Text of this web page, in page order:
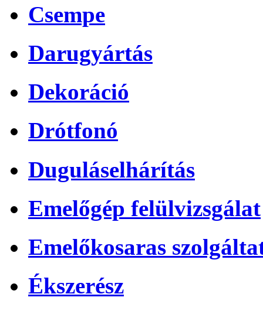
Csempe
Darugyártás
Dekoráció
Drótfonó
Duguláselhárítás
Emelőgép felülvizsgálat
Emelőkosaras
Ékszerész